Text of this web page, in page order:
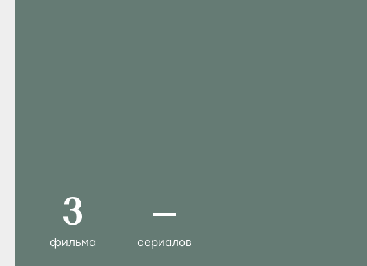
3
фильма
–
сериалов